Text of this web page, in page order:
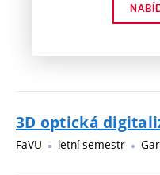
3D optická
FaVU letní semestr